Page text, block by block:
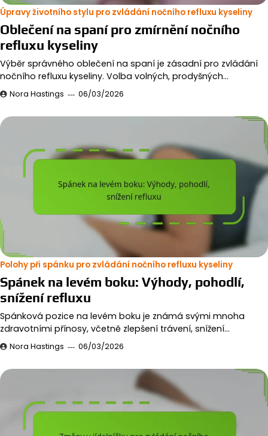
Úpravy životního stylu pro zvládání nočního refluxu kyseliny
Oblečení na spaní pro zmírnění nočního
refluxu kyseliny
Výběr správného oblečení na spaní je zásadní pro zvládání
nočního refluxu kyseliny. Volba volných, prodyšných…
Nora Hastings 06/03/2026
Polohy při spánku pro zvládání nočního refluxu kyseliny
Spánek na levém boku: Výhody, pohodlí,
snížení refluxu
Spánková pozice na levém boku je známá svými mnoha
zdravotními přínosy, včetně zlepšení trávení, snížení…
Nora Hastings 06/03/2026